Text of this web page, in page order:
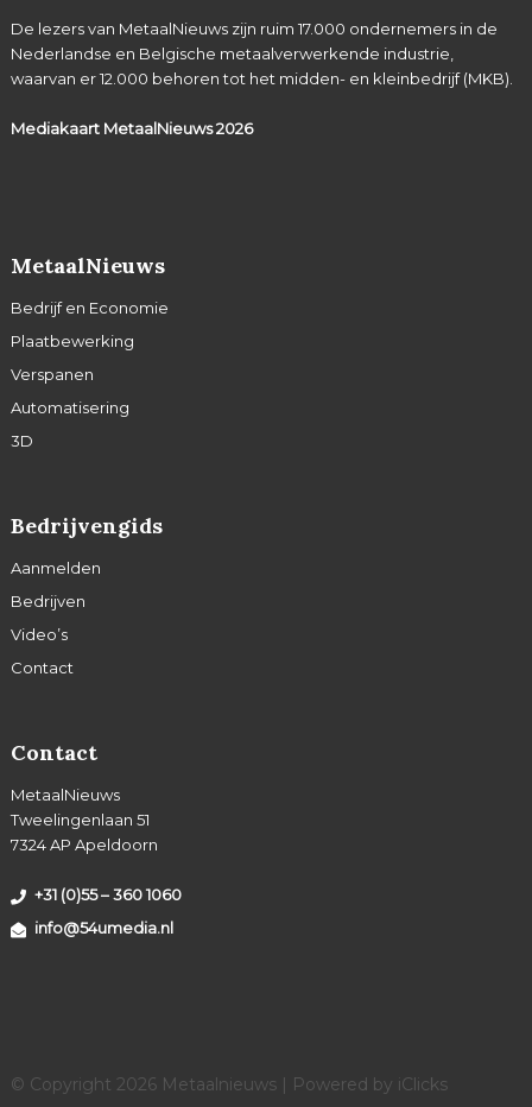
De lezers van MetaalNieuws zijn ruim 17.000 ondernemers in de
Nederlandse en Belgische metaalverwerkende industrie,
waarvan er 12.000 behoren tot het midden- en kleinbedrijf (MKB).
Mediakaart MetaalNieuws2026
MetaalNieuws
Bedrijf en Economie
Plaatbewerking
Verspanen
Automatisering
3D
Bedrijvengids
Aanmelden
Bedrijven
Video’s
Contact
Contact
MetaalNieuws
Tweelingenlaan 51
7324 AP Apeldoorn
+31 (0)55 – 360 1060
info@54umedia.nl
© Copyright 2026 Metaalnieuws | Powered by iClicks